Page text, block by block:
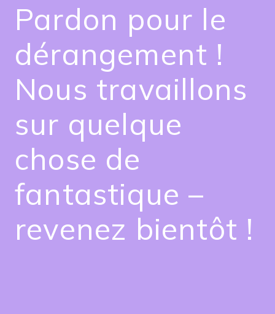
Pardon pour le
dérangement !
Nous travaillons
sur quelque
chose de
fantastique –
revenez bientôt !